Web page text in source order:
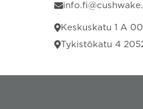
Keskuskatu 1 A
Tykistökatu 4